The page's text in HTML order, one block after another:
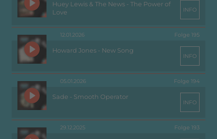
Huey Lewis & The News - The Power of
Love
INFO
12.01.2026 Folge 195
Howard Jones - New Song
INFO
05.01.2026 Folge 194
Sade - Smooth Operator
INFO
29.12.2025 Folge 193